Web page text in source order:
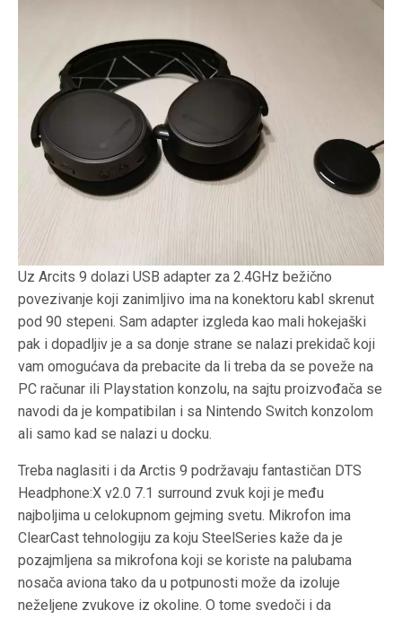
Uz Arcits 9 dolazi USB adapter za 2.4GHz bežično
povezivanje koji zanimljivo ima na konektoru kabl skrenut
pod 90 stepeni. Sam adapter izgleda kao mali hokejaški
pak i dopadljiv je a sa donje strane se nalazi prekidač koji
vam omogućava da prebacite da li treba da se poveže na
PC računar ili Playstation konzolu, na sajtu proizvođača se
navodi da je kompatibilan i sa Nintendo Switch konzolom
ali samo kad se nalazi u docku.
Treba naglasiti i da Arctis 9 podržavaju fantastičan DTS
Headphone:X v2.0 7.1 surround zvuk koji je među
najboljima u celokupnom gejming svetu. Mikrofon ima
ClearCast tehnologiju za koju SteelSeries kaže da je
pozajmljena sa mikrofona koji se koriste na palubama
nosača aviona tako da u potpunosti može da izoluje
neželjene zvukove iz okoline. O tome svedoči i da